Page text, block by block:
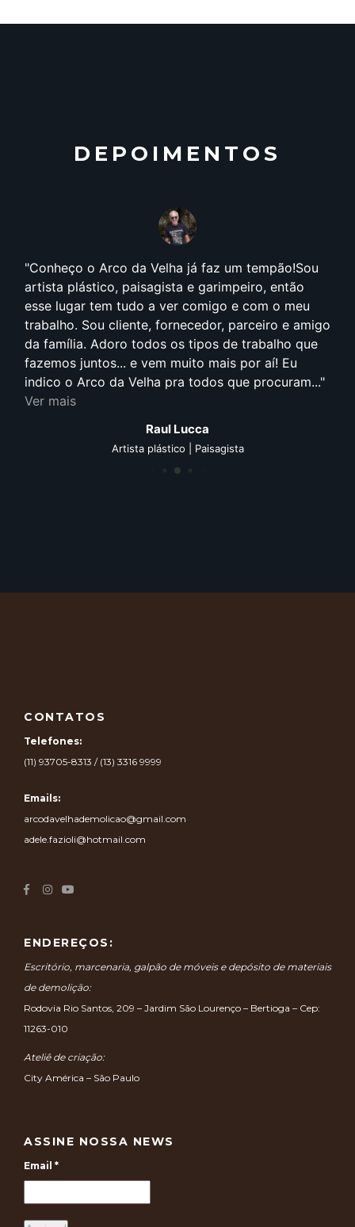
DEPOIMENTOS
Conheço o Arco da Velha já faz um tempão!Sou
artista plástico, paisagista e garimpeiro, então
esse lugar tem tudo a ver comigo e com o meu
trabalho. Sou cliente, fornecedor, parceiro e amigo
da família. Adoro todos os tipos de trabalho que
fazemos juntos... e vem muito mais por aí! Eu
indico o Arco da Velha pra todos que procuram...
Ver mais
Raul Lucca
Artista plástico | Paisagista
CONTATOS
Telefones:
(11) 93705-8313 / (13) 3316 9999
Emails:
arcodavelhademolicao@gmail.com
adele.fazioli@hotmail.com
ENDEREÇOS:
Escritório, marcenaria, galpão de móveis e depósito de materiais
de demolição:
Rodovia Rio Santos, 209 – Jardim São Lourenço – Bertioga – Cep:
11263-010
Ateliê de criação:
City América – São Paulo
ASSINE NOSSA NEWS
Email *